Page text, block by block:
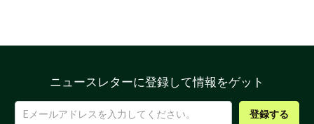
ニュースレターに登録して情報をゲット